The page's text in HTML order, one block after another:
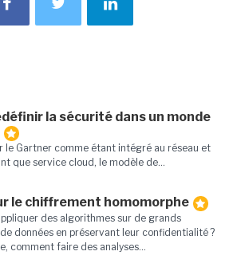
la sécurité dans un monde
le Gartner comme étant intégré au réseau et
que service cloud, le modèle de...
le chiffrement homomorphe
des algorithmes sur de grands
données en préservant leur confidentialité ?
comment faire des analyses...